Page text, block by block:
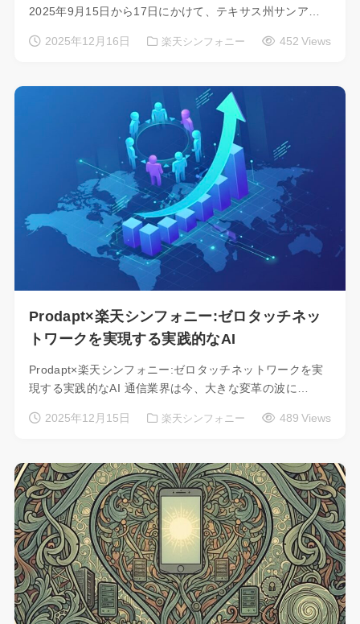
2025年9月15日から17日にかけて、テキサス州サンア…
2025年12月16日 楽天シンフォニー 452 Views
Prodapt×楽天シンフォニー:ゼロタッチネッ
トワークを実現する実践的なAI
Prodapt×楽天シンフォニー:ゼロタッチネットワークを実
現する実践的なAI 通信業界は今、大きな変革の波に…
2025年12月15日 楽天シンフォニー 489 Views